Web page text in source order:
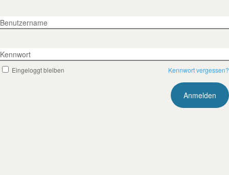
Benutzername
Kennwort
Eingeloggt bleiben Kennwort vergessen?